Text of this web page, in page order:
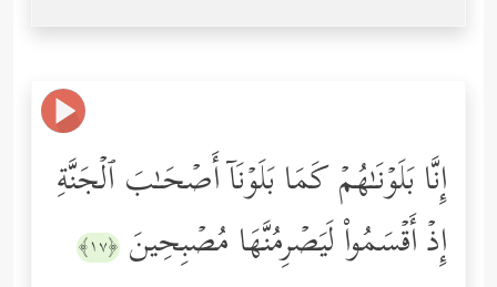
إِنَّا بَلَوۡنَـٰهُمۡ كَمَا بَلَوۡنَاۤ أَصۡحَـٰبَ ٱلۡجَنَّةِ
إِذۡ أَقۡسَمُواْ لَیَصۡرِمُنَّهَا مُصۡبِحِینَ ﴿١٧﴾